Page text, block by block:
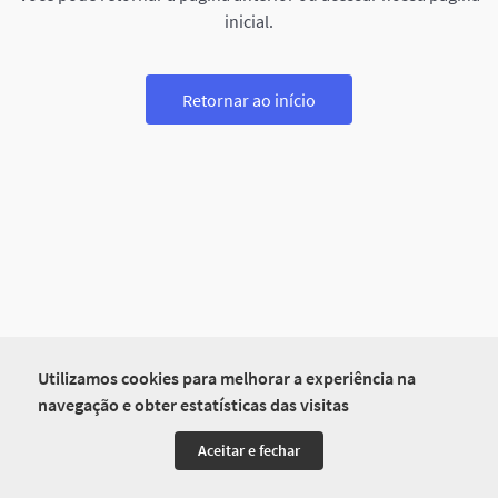
Utilizamos cookies para melhorar a experiência na
navegação e obter estatísticas das visitas
Aceitar e fechar
inicial.
Retornar ao início